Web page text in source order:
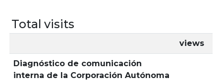
Total visits
views
Diagnóstico de comunicación
interna de la Corporación Autónoma